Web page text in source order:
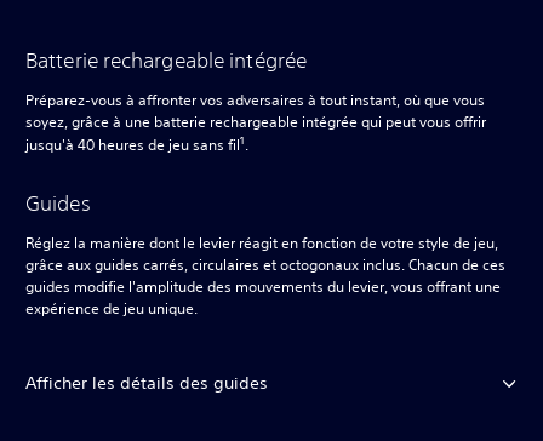
Batterie rechargeable intégrée
Préparez-vous à affronter vos adversaires à tout instant, où que vous
soyez, grâce à une batterie rechargeable intégrée qui peut vous offrir
jusqu'à 40 heures de jeu sans fil1.
Guides
Réglez la manière dont le levier réagit en fonction de votre style de jeu,
grâce aux guides carrés, circulaires et octogonaux inclus. Chacun de ces
guides modifie l'amplitude des mouvements du levier, vous offrant une
expérience de jeu unique.
Afficher les détails des guides